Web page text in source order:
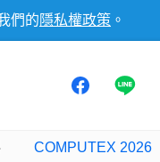
們的 隱私權政策 。
COMPUTEX 2026